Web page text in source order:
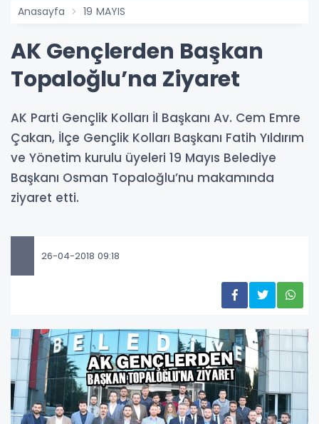
Anasayfa 19 MAYIS
AK Gençlerden Başkan
Topaloğlu’na Ziyaret
AK Parti Gençlik Kolları İl Başkanı Av. Cem Emre
Çakan, İlçe Gençlik Kolları Başkanı Fatih Yıldırım
ve Yönetim kurulu üyeleri 19 Mayıs Belediye
Başkanı Osman Topaloğlu’nu makamında
ziyaret etti.
26-04-2018 09:18